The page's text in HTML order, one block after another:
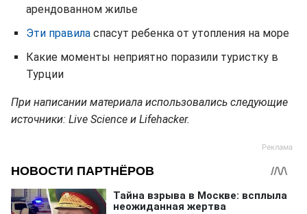
арендованном жилье
Эти правила спасут ребенка от утопления на море
Какие моменты неприятно поразили туристку в
Турции
При написании материала использовались следующие
источники: Live Science и Lifehacker.